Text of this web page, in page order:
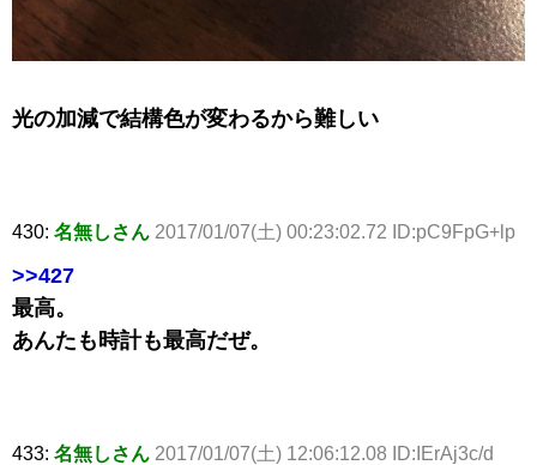
光の加減で結構色が変わるから難しい
430: 名無しさん 2017/01/07(土) 00:23:02.72 ID:pC9FpG+lp
>>427
最高。
あんたも時計も最高だぜ。
433: 名無しさん 2017/01/07(土) 12:06:12.08 ID:IErAj3c/d